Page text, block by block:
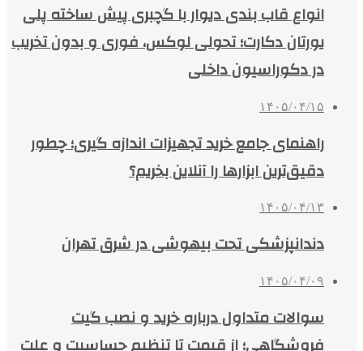
انواع قاب بندی دیوار با گچبری پیش ساخته پلی
یورتان دکارت؛ تحولی لوکس، فوری و بدون تخریب
در دکوراسیون داخلی
۱۴۰۵/۰۴/۱۵
راهنمای جامع خرید تجهیزات اندازه گیری؛ چطور
دقیق‌ترین ابزارها را آنلاین بخریم؟
۱۴۰۵/۰۴/۱۳
دندانپزشکی تحت بیهوشی در شرق تهران
۱۴۰۵/۰۴/۰۹
سوالات متداول درباره خرید و نصب گیت
فروشگاهی؛ از قیمت تا تنظیم حساسیت و علت